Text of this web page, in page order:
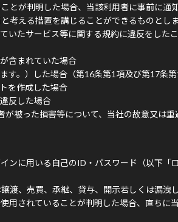
とが判明した場合、当該利用者に事前に通
考える措置を講じることができるものとしま
いたサービス等に関する規約に違反をした
含まれていた場合
す。）した場合（第16条第1項及び第17条
を作成した場合
反した場合
被った損害等について、当社の故意又は
ンに用いる自己のID・パスワード（以下「
渡、売買、承継、貸与、開示若しくは漏洩
用されていることが判明した場合、直ちに